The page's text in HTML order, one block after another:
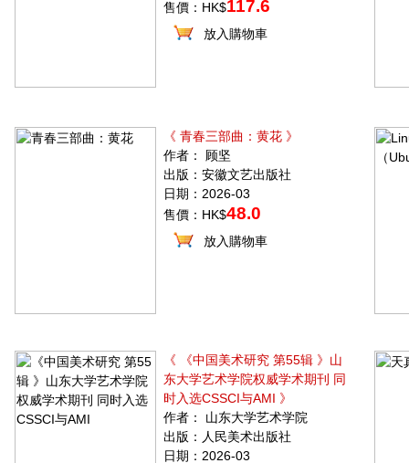
售價：HK$117.6
放入購物車
《 青春三部曲：黄花 》
作者： 顾坚
出版：安徽文艺出版社
日期：2026-03
售價：HK$48.0
放入購物車
《 《中国美术研究 第55辑 》山
东大学艺术学院权威学术期刊 同
时入选CSSCI与AMI 》
作者： 山东大学艺术学院
出版：人民美术出版社
日期：2026-03